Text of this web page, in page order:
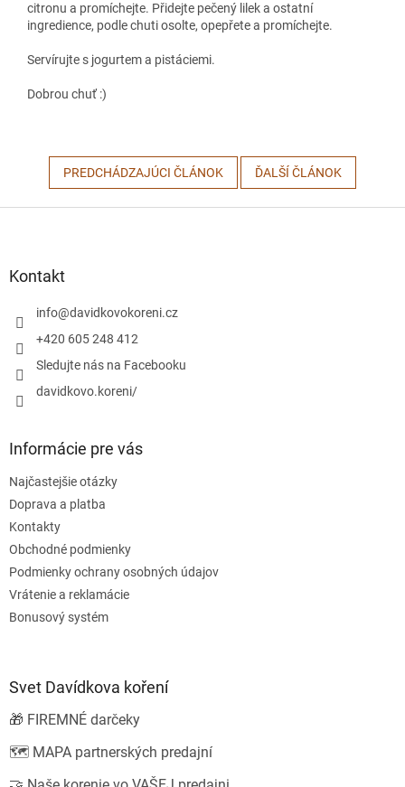
citronu a promíchejte. Přidejte pečený lilek a ostatní
ingredience, podle chuti osolte, opepřete a promíchejte.
Servírujte s jogurtem a pistáciemi.
Dobrou chuť :)
PREDCHÁDZAJÚCI ČLÁNOK ĎALŠÍ ČLÁNOK
Kontakt
info@davidkovokoreni.cz
+420 605 248 412
Sledujte nás na Facebooku
davidkovo.koreni/
Informácie pre vás
Najčastejšie otázky
Doprava a platba
Kontakty
Obchodné podmienky
Podmienky ochrany osobných údajov
Vrátenie a reklamácie
Bonusový systém
Svet Davídkova koření
🎁 FIREMNÉ darčeky
🗺️ MAPA partnerských predajní